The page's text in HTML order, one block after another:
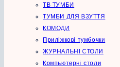
ТВ ТУМБИ
ТУМБИ ДЛЯ ВЗУТТЯ
КОМОДИ
Приліжкові тумбочки
ЖУРНАЛЬНІ СТОЛИ
Компьютерні столи